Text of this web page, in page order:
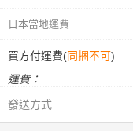
日本當地運費
買方付運費(同捆不可)
運費：
發送方式